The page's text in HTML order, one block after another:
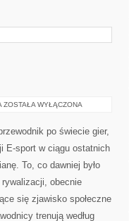
PORADNIKI
ZOSTAŁA WYŁĄCZONA
po świecie gier,
E-sport w ciągu ostatnich
To, co dawniej było
obecnie
się zjawisko społeczne
trenują według